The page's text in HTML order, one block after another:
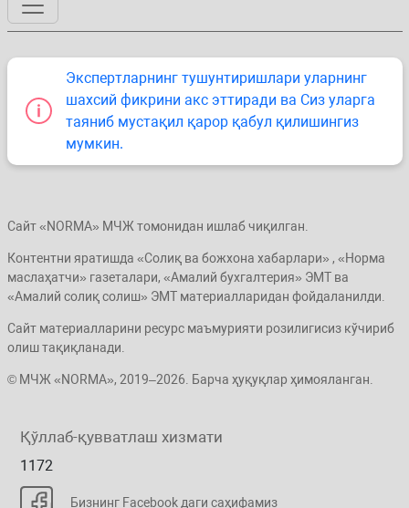
Экспертларнинг тушунтиришлари уларнинг
шахсий фикрини акс эттиради ва Сиз уларга
таяниб мустақил қарор қабул қилишингиз
мумкин.
Сайт «NORMA» МЧЖ томонидан ишлаб чиқилган.
Контентни яратишда «Солиқ ва божхона хабарлари» , «Норма
маслаҳатчи» газеталари, «Амалий бухгалтерия» ЭМТ ва
«Амалий солиқ солиш» ЭМТ материалларидан фойдаланилди.
Сайт материалларини ресурс маъмурияти розилигисиз кўчириб
олиш тақиқланади.
© МЧЖ «NORMA», 2019–2026. Барча ҳуқуқлар ҳимояланган.
Қўллаб-қувватлаш хизмати
1172
Бизнинг Facebook даги саҳифамиз